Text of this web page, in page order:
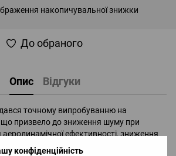
конфіденційність
накопичувальної знижки
До обраного
Опис Відгуки
точному випробуванню на
що призвело до зниження шуму при
аеродинамічної ефективності, зниження
витривалості.